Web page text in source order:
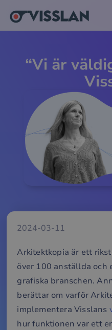
“Vi är
2024-03-11
Arkitektkopia är ett
över 100 anställda och
grafiska branschen.
berättar om varför
implementera Visslans
hur funktionen var ett